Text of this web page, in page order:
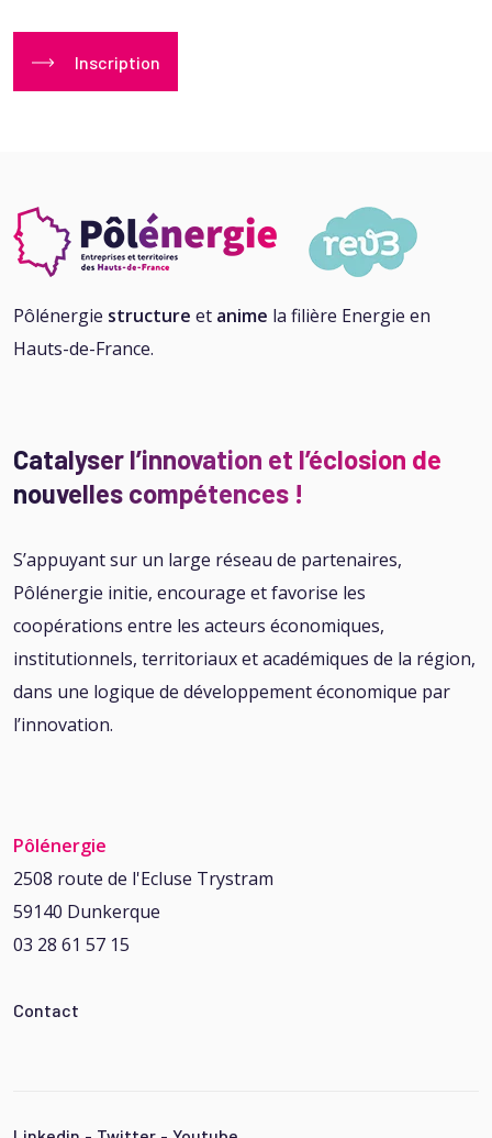
Inscription
Pôlénergie structure et anime la filière Energie en
Hauts-de-France.
Catalyser l’innovation et l’éclosion de
nouvelles compétences !
S’appuyant sur un large réseau de partenaires,
Pôlénergie initie, encourage et favorise les
coopérations entre les acteurs économiques,
institutionnels, territoriaux et académiques de la région,
dans une logique de développement économique par
l’innovation.
Pôlénergie
2508 route de l'Ecluse Trystram
59140 Dunkerque
03 28 61 57 15
Contact